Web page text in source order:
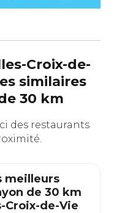
Croix-de-
similaires
30 km
des restaurants
meilleurs
de 30 km
Croix-de-Vie